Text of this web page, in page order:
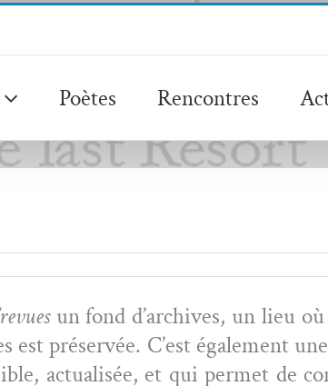
Poètes Rencontres
un fond d’archives, un lieu
préservée. C’est égale­ment
actu­al­isée, et qui per­met de